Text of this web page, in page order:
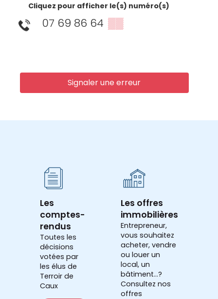
Cliquez pour afficher le(s) numéro(s)
07 69 86 64 ▒▒
Signaler une erreur
Les
comptes-
rendus
Toutes les
décisions
votées par
les élus de
Terroir de
Caux
Les offres
immobilières
Entrepreneur,
vous souhaitez
acheter, vendre
ou louer un
local, un
bâtiment...?
Consultez nos
offres